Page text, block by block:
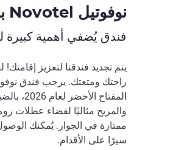
نوفوتيل Novotel باريس ليهال
فندق يُضفي أهمية كبيرة
يتم تجديد فندقنا لتعزيز
راحتك ومتعتك. يرحب فندق
والمريح مثاليًا لقضاء عطلات
ممتازة في الجوار. يُمكنك
سيرًا على الأقدام.